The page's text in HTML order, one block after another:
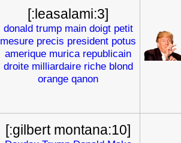
[:leasalami:3]
donald trump main doigt petit
mesure precis president potus
amerique murica republicain
droite milliardaire riche blond
orange qanon
[:gilbert montana:10]